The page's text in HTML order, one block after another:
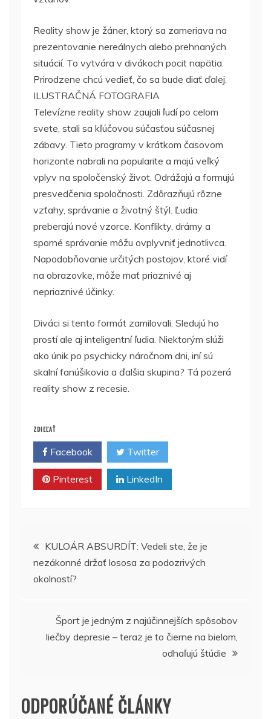
Reality show je žáner, ktorý sa zameriava na
prezentovanie nereálnych alebo prehnaných
situácií. To vytvára v divákoch pocit napätia.
Prirodzene chcú vedieť, čo sa bude diať ďalej.
ILUSTRAČNÁ FOTOGRAFIA
Televízne reality show zaujali ľudí po celom
svete, stali sa kľúčovou súčasťou súčasnej
zábavy. Tieto programy v krátkom časovom
horizonte nabrali na popularite a majú veľký
vplyv na spoločenský život. Odrážajú a formujú
presvedčenia spoločnosti. Zdôrazňujú rôzne
vzťahy, správanie a životný štýl. Ľudia
preberajú nové vzorce. Konflikty, drámy a
sporné správanie môžu ovplyvniť jednotlivca.
Napodobňovanie určitých postojov, ktoré vidí
na obrazovke, môže mať priaznivé aj
nepriaznivé účinky.
Diváci si tento formát zamilovali. Sledujú ho
prostí ale aj inteligentní ľudia. Niektorým slúži
ako únik po psychicky náročnom dni, iní sú
skalní fanúšikovia a ďalšia skupina? Tá pozerá
reality show z recesie.
ZDIEĽAŤ
Facebook Twitter
Pinterest LinkedIn
Navigácia
KULOÁR ABSURDÍT: Vedeli ste, že je
nezákonné držať lososa za podozrivých
okolností?
Šport je jedným z najúčinnejších spôsobov
liečby depresie – teraz je to čierne na bielom,
odhaľujú štúdie
ODPORÚČANÉ ČLÁNKY